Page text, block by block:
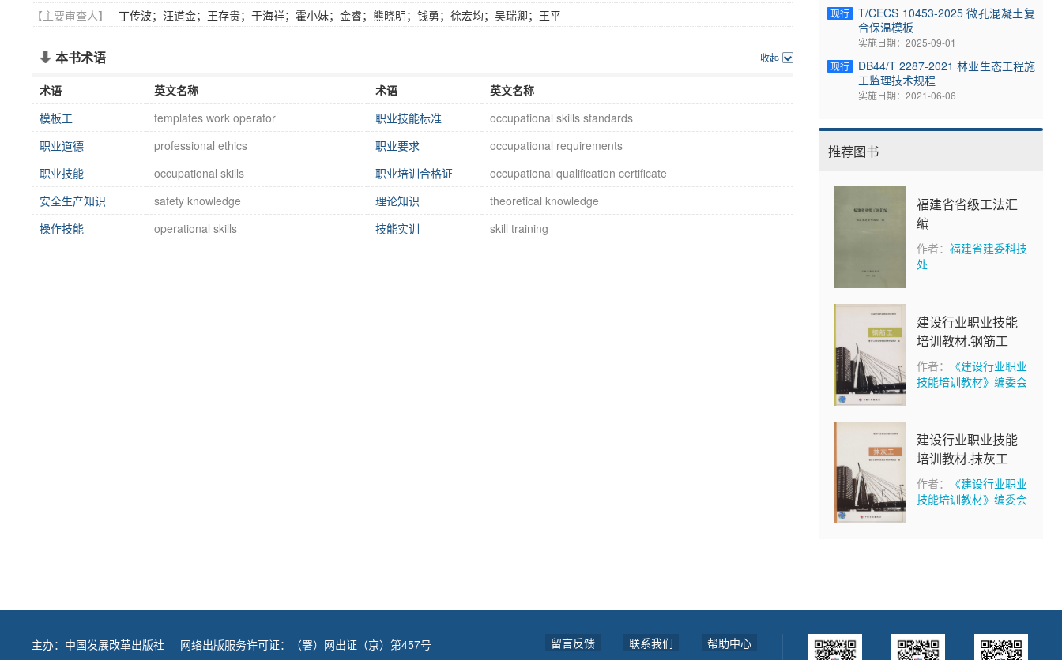
【主要审查人】
丁传波；汪道金；王存贵；于海祥；霍小妹；金睿；熊晓明；钱勇；徐宏均；吴瑞卿；王平
收起
本书术语
术语 英文名称 术语
英文名称
模板工
templates work operator 职业技能标准
occupational skills standards
职业道德
professional ethics 职业要求
occupational requirements
职业技能
occupational skills 职业培训合格证
occupational qualification certificate
安全生产知识
safety knowledge 理论知识
theoretical knowledge
操作技能
operational skills 技能实训 skill training
现行
T/CECS 10453-2025 微孔混凝土复
合保温模板
实施日期：2025-09-01
现行
DB44/T 2287-2021 林业生态工程施
工监理技术规程
实施日期：2021-06-06
推荐图书
福建省省级工法汇
编
作者： 福建省建委科技
处
建设行业职业技能
培训教材.钢筋工
作者：
《建设行业职业
技能培训教材》编委会
建设行业职业技能
培训教材.抹灰工
作者：
《建设行业职业
技能培训教材》编委会
主办： 中国发展改革出版社
网络出版服务许可证：（署）网出证（京）第457号
留言反馈 联系我们 帮助中心